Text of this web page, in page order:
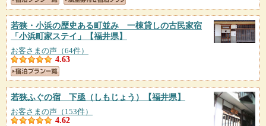
若狭・小浜の歴史ある町並み 一棟貸しの古民家宿
「小浜町家ステイ」
【福井県】
お客さまの声（64件）
4.63
若狭ふぐの宿 下亟（しもじょう） 【福井県】
お客さまの声（153件）
4.62